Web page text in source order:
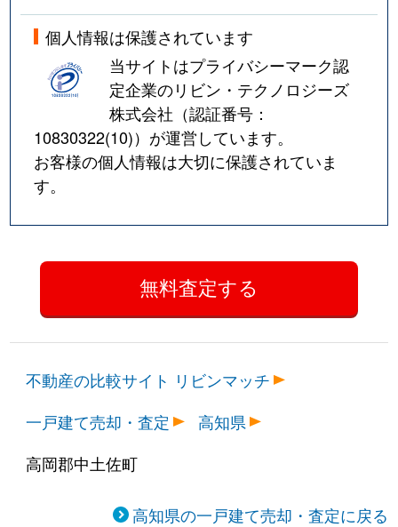
個人情報は保護されています
当サイトはプライバシーマーク認
定企業のリビン・テクノロジーズ
株式会社（認証番号：
10830322(10)）が運営しています。
お客様の個人情報は大切に保護されていま
す。
不動産の比較サイト リビンマッチ
一戸建て売却・査定
高知県
高岡郡中土佐町
高知県の一戸建て売却・査定に戻る